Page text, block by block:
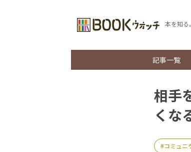
本を知る
記事一覧
相手
くな
コミュニ